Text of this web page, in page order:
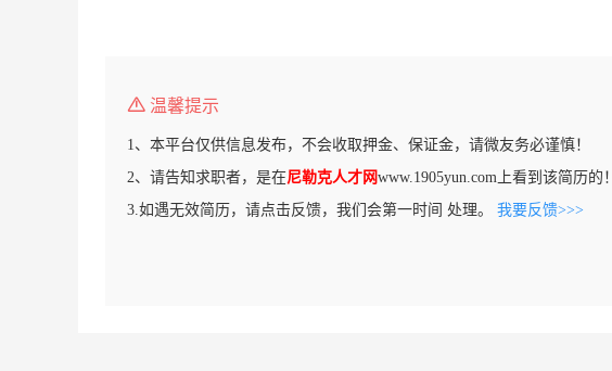
温馨提示
1、本平台仅供信息发布，不会收取押金、保证金，请微友务必谨慎！
2、请告知求职者，是在尼勒克人才网www.1905yun.com上看到该简历的！
3.如遇无效简历，请点击反馈，我们会第一时间 处理。 我要反馈>>>